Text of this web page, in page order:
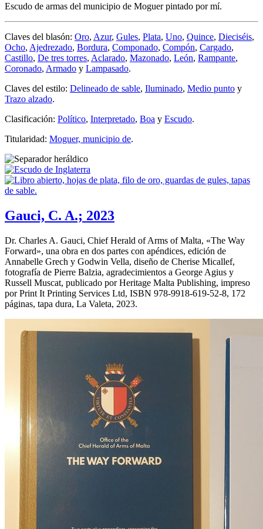
Escudo de armas del municipio de Moguer pintado por mí.
Claves del blasón: Oro, Azur, Gules, Plata, Uno, Quince, Dieciséis,
Ocho, Ajedrezado, Bordura, Componado, Compón, Cargado,
Castillo, De tres torres, Aclarado, Mazonado, León, Rampante,
Coronado, Armado y Lampasado.
Claves del estilo: Delineado de sable, Iluminado, Medio punto y
Trazo alzado.
Clasificación: Político, Interpretado, Boa y Escudo.
Titularidad: Moguer, municipio de.
Gauci, C. A.; 2023
Dr. Charles A. Gauci, Chief Herald of Arms of Malta, «The Way
Forward», una obra en dos partes con apéndices, edición de
Annabelle Grech y Godwin Vella, diseño de Cherise Micallef,
fotografía de Pierre Balzia, agradecimientos a George Agius y
Russell Muscat, publicado por Heritage Malta Publishing, impreso
por Print It Printing Services Ltd, ISBN 978-9918-619-52-8, 172
páginas, tapa dura, La Valeta, 2023.